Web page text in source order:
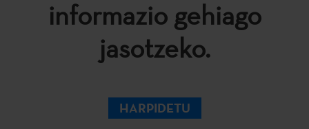
informazio gehiago
jasotzeko.
HARPIDETU